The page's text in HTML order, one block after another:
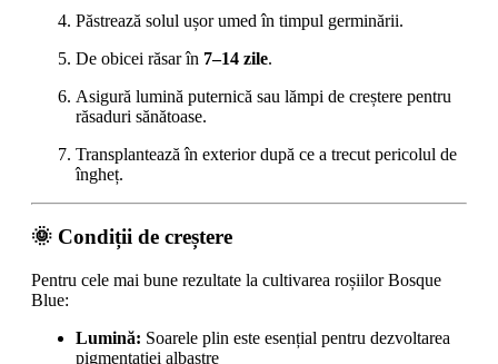
Păstrează solul ușor umed în timpul germinării.
De obicei răsar în 7–14 zile.
Asigură lumină puternică sau lămpi de creștere pentru
răsaduri sănătoase.
Transplantează în exterior după ce a trecut pericolul de
îngheț.
🌞 Condiții de creștere
Pentru cele mai bune rezultate la cultivarea roșiilor Bosque
Blue:
Lumină: Soarele plin este esențial pentru dezvoltarea
pigmentației albastre